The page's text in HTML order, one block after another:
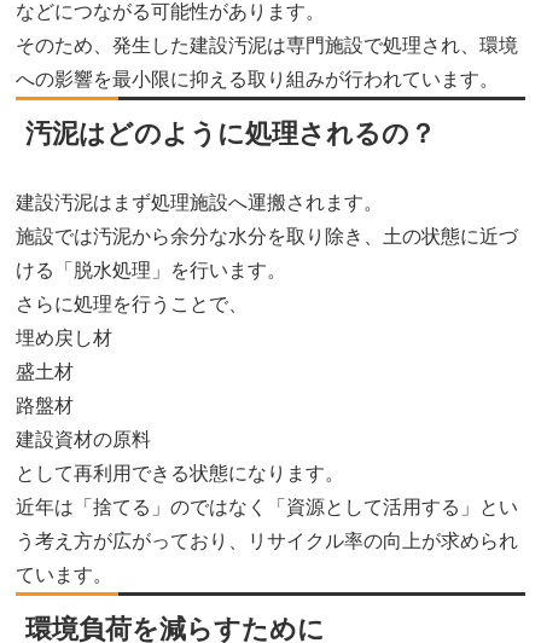
などにつながる可能性があります。
そのため、発生した建設汚泥は専門施設で処理され、環境
への影響を最小限に抑える取り組みが行われています。
汚泥はどのように処理されるの？
建設汚泥はまず処理施設へ運搬されます。
施設では汚泥から余分な水分を取り除き、土の状態に近づ
ける「脱水処理」を行います。
さらに処理を行うことで、
埋め戻し材
盛土材
路盤材
建設資材の原料
として再利用できる状態になります。
近年は「捨てる」のではなく「資源として活用する」とい
う考え方が広がっており、リサイクル率の向上が求められ
ています。
環境負荷を減らすために